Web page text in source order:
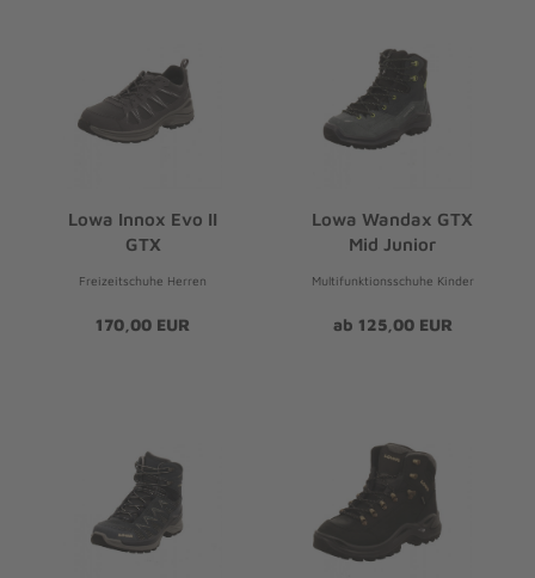
Lowa Innox Evo II
GTX
Freizeitschuhe Herren
170,00 EUR
Lowa Wandax GTX
Mid Junior
Multifunktionsschuhe Kinder
ab 125,00 EUR